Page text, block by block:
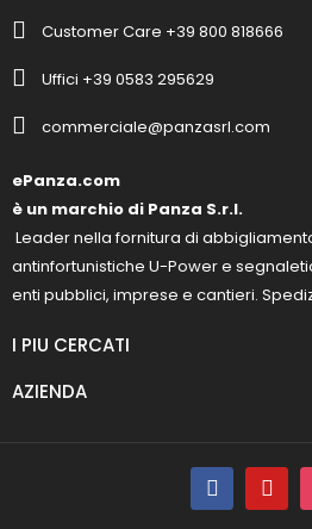
Customer Care +39 800 818666
Uffici +39 0583 295629
commerciale@panzasrl.com
ePanza.com
è un marchio di Panza S.r.l.
Leader nella fornitura di
antinfortunistiche U-Power e
enti pubblici, imprese e cantieri.
I PIU CERCATI
AZIENDA